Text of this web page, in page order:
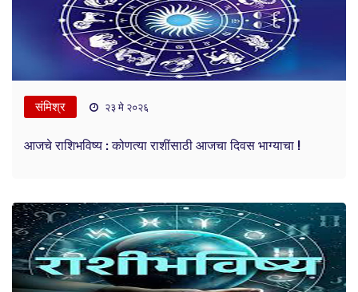
संमिश्र २३ मे २०२६
आजचे राशिभविष्य : कोणत्या राशींसाठी आजचा दिवस भाग्याचा !